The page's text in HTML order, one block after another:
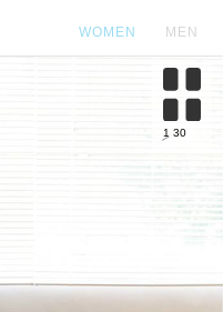
WOMEN MEN
1 30